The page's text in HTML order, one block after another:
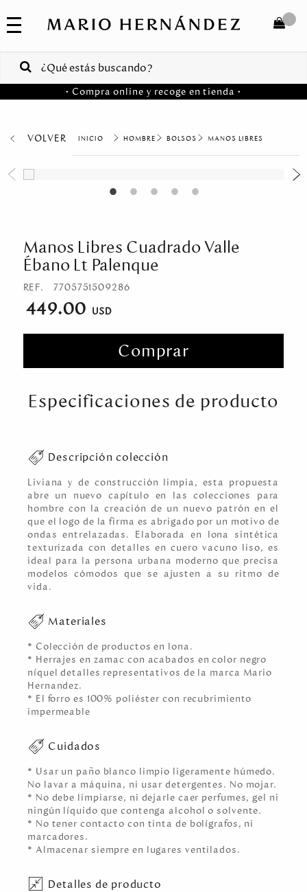
COLECCIONES
VENTAS
CORPORATIVAS
Venezuela
COMPRAR
• Compra online y recoge en tienda •
VOLVER HOMBRE BOLSOS MANOS LIBRES
Manos Libres Cuadrado Valle
Ébano Lt Palenque
REF. 7705751509286
449.00
Comprar
Especificaciones de producto
Descripción colección
Liviana y de construcción limpia, esta propuesta
abre un nuevo capítulo en las colecciones para
hombre con la creación de un nuevo patrón en el
que el logo de la firma es abrigado por un motivo de
ondas entrelazadas. Elaborada en lona sintética
texturizada con detalles en cuero vacuno liso, es
ideal para la persona urbana moderno que precisa
modelos cómodos que se ajusten a su ritmo de
vida.
Materiales
* Colección de productos en lona.
* Herrajes en zamac con acabados en color negro
níquel detalles representativos de la marca Mario
Hernandez.
* El forro es 100% poliéster con recubrimiento
impermeable
Cuidados
* Usar un paño blanco limpio ligeramente húmedo.
No lavar a máquina, ni usar detergentes. No mojar.
* No debe limpiarse, ni dejarle caer perfumes, gel ni
ningún líquido que contenga alcohol o solvente.
* No tener contacto con tinta de bolígrafos, ni
marcadores.
* Almacenar siempre en lugares ventilados.
Detalles de producto